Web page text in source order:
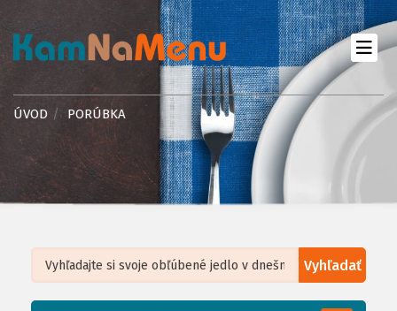
ÚVOD PORÚBKA
Vyhľadať
Leaflet| ©OpenStreetMap, Tiles courtesy ofHumanitarian OpenStreetMap